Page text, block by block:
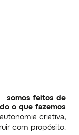
somos feitos de
o que fazemos
criativa,
com propósito.